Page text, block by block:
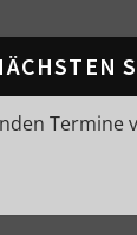
Termine